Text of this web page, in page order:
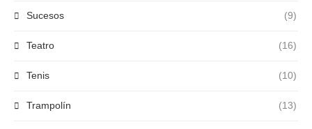
Sucesos (9)
Teatro (16)
Tenis (10)
Trampolín (13)